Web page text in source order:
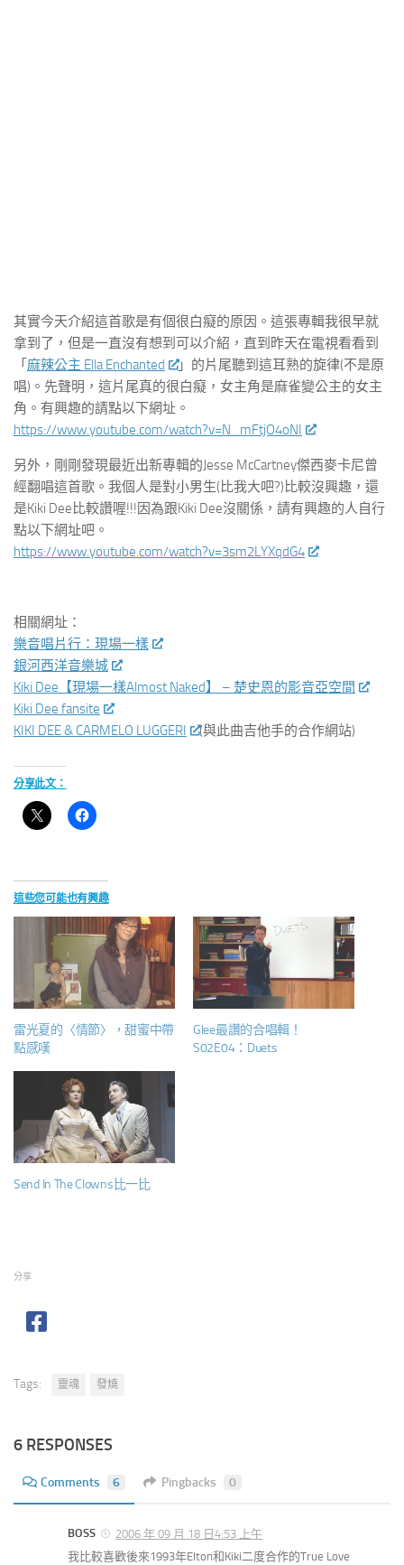
其實今天介紹這首歌是有個很白癡的原因。這張專輯我很早就
拿到了，但是一直沒有想到可以介紹，直到昨天在電視看看到
「 麻辣公主 Ella Enchanted
」的片尾聽到這耳熟的旋律(不是原
唱)。先聲明，這片尾真的很白癡，女主角是麻雀變公主的女主
角。有興趣的請點以下網址。
https://www.youtube.com/watch?v=N_mFtjO4oNI
另外，剛剛發現最近出新專輯的Jesse McCartney傑西麥卡尼曾
經翻唱這首歌。我個人是對小男生(比我大吧?)比較沒興趣，還
是Kiki Dee比較讚喔!!!因為跟Kiki Dee沒關係，請有興趣的人自行
點以下網址吧。
https://www.youtube.com/watch?v=3sm2LYXqdG4
相關網址：
樂音唱片行：現場一樣
銀河西洋音樂城
Kiki Dee【現場一樣Almost Naked】 – 楚史恩的影音亞空間
Kiki Dee fansite
KIKI DEE & CARMELO LUGGERI
(與此曲吉他手的合作網站)
分享此文：
這些您可能也有興趣
雷光夏的〈情節〉，甜蜜中帶
點感嘆
Glee最讚的合唱輯！
S02E04：Duets
Send In The Clowns比一比
分享
Tags: 靈魂 發燒
6 RESPONSES
Comments 6 Pingbacks 0
BOSS
2006 年 09 月 18 日4:53 上午
我比較喜歡後來1993年Elton和Kiki二度合作的True Love